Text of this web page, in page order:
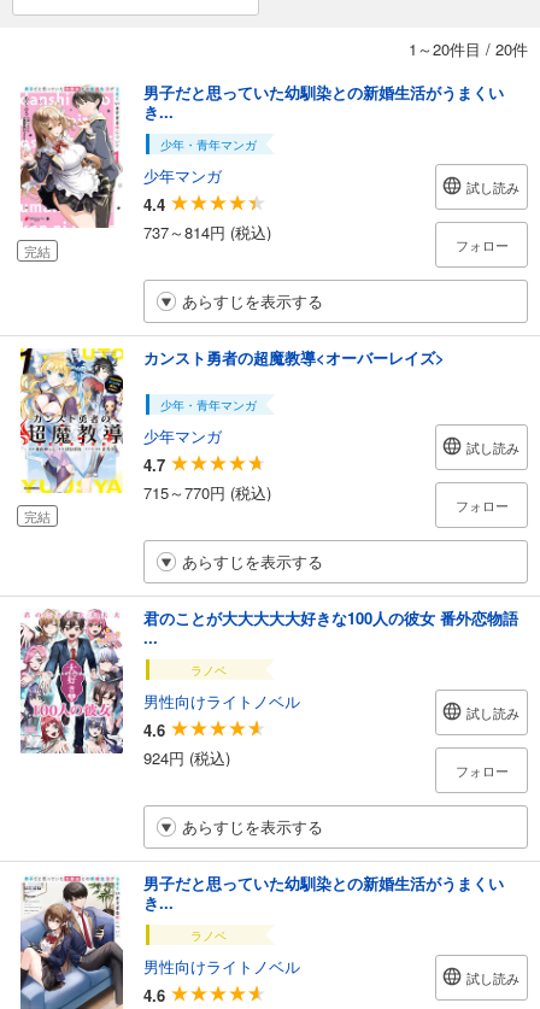
1～20件目 / 20件
完結
男子だと思っていた幼馴染との新婚生活がうまくい
き...
少年・青年マンガ
少年マンガ
4.4
737～814円 (税込)
試し読み
フォロー
あらすじを表示する
完結
カンスト勇者の超魔教導<オーバーレイズ>
少年・青年マンガ
少年マンガ
4.7
715～770円 (税込)
試し読み
フォロー
あらすじを表示する
君のことが大大大大大好きな100人の彼女 番外恋物語
...
ラノベ
男性向けライトノベル
4.6
924円 (税込)
試し読み
フォロー
あらすじを表示する
男子だと思っていた幼馴染との新婚生活がうまくい
き...
ラノベ
男性向けライトノベル
4.6
試し読み